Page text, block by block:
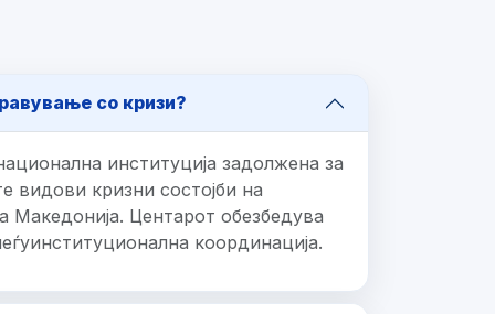
со кризи?
институција задолжена за
видови кризни состојби на
Македонија. Центарот обезбедува
координација.